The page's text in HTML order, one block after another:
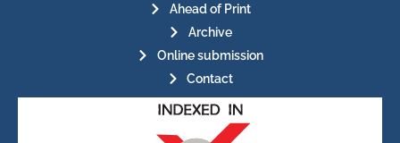
Ahead of Print
Archive
Online submission
Contact